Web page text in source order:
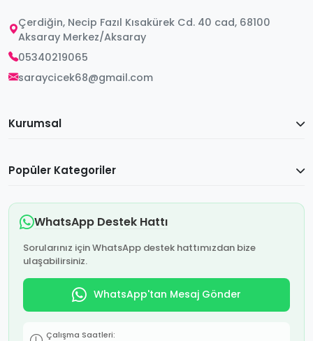
Çerdiğin, Necip Fazıl Kısakürek Cd. 40 cad, 68100
Aksaray Merkez/Aksaray
05340219065
saraycicek68@gmail.com
Kurumsal
Popüler Kategoriler
WhatsApp Destek Hattı
Sorularınız için WhatsApp destek hattımızdan bize
ulaşabilirsiniz.
WhatsApp'tan Mesaj Gönder
Çalışma Saatleri: